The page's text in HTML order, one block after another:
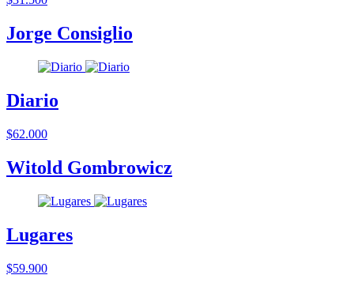
Jorge Consiglio
Diario
$62.000
Witold Gombrowicz
Lugares
$59.900